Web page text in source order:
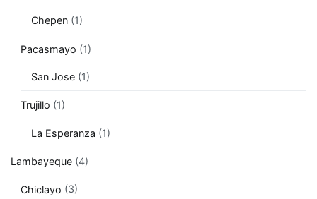
Chepen(1)
Pacasmayo (1)
San Jose(1)
Trujillo (1)
La Esperanza (1)
Lambayeque (4)
Chiclayo (3)